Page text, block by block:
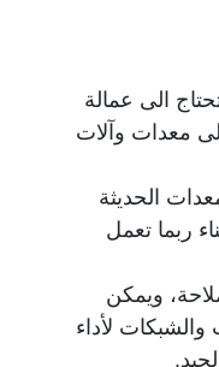
الى عمالة
معدات وآلات
الحديثة
ربما تعمل
ويمكن
والشبكات لأداء